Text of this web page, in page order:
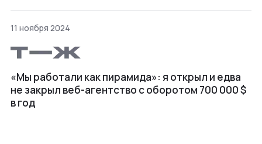
11 ноября 2024
«Мы работали как пирамида»: я открыл и едва
не закрыл веб⁠-⁠агентство с оборотом 700 000 $
в год